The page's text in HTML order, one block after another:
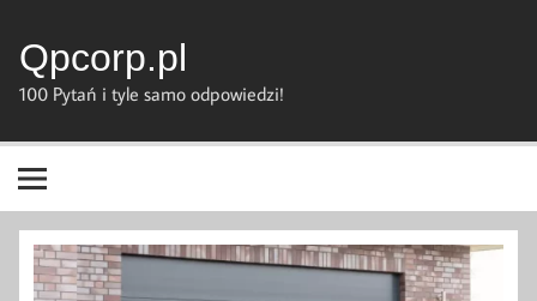
content
Qpcorp.pl
100 Pytań i tyle samo odpowiedzi!